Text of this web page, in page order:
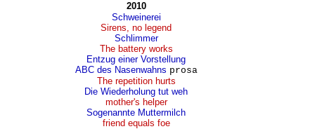
2010
Schweinerei
Sirens, no legend
Schlimmer
The battery works
Entzug einer Vorstellung
ABC des Nasenwahns prosa
The repetition hurts
Die Wiederholung tut weh
mother's helper
Sogenannte Muttermilch
friend equals foe